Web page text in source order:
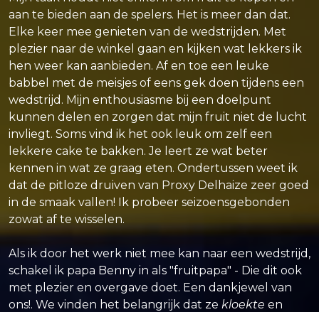
aan te bieden aan de spelers. Het is meer dan dat.
Elke keer mee genieten van de wedstrijden. Met
plezier naar de winkel gaan en kijken wat lekkers ik
hen weer kan aanbieden. Af en toe een leuke
babbel met de meisjes of eens gek doen tijdens een
wedstrijd. Mijn enthousiasme bij een doelpunt
kunnen delen en zorgen dat mijn fruit niet de lucht
invliegt. Soms vind ik het ook leuk om zelf een
lekkere cake te bakken. Je leert ze wat beter
kennen in wat ze graag eten. Ondertussen weet ik
dat de pitloze druiven van Proxy Delhaize zeer goed
in de smaak vallen! Ik probeer seizoensgebonden
zowat af te wisselen.
Als ik door het werk niet mee kan naar een wedstrijd,
schakel ik papa Benny in als "fruitpapa" - Die dit ook
met plezier en overgave doet. Een dankjewel van
ons!. We vinden het belangrijk dat ze kloekte en